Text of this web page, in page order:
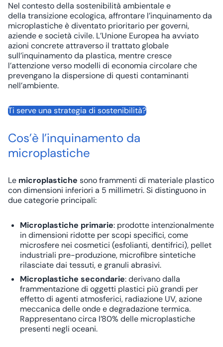
Nel contesto della sostenibilità ambientalee
della transizione ecologica, affrontare l’inquinamento da
microplastiche è diventato prioritario per governi,
aziende e società civile. L’Unione Europea ha avviato
azioni concrete attraverso il trattato globale
sull’inquinamento da plastica, mentre cresce
l’attenzione verso modelli di economia circolareche
prevengano la dispersione di questi contaminanti
nell’ambiente.
Ti serve una strategia di sostenibilità?
Cos’è l’inquinamento da
microplastiche
Le microplastiche sono frammenti di materiale plastico
con dimensioni inferiori a 5 millimetri. Si distinguono in
due categorie principali:
Microplastiche primarie: prodotte intenzionalmente
in dimensioni ridotte per scopi specifici, come
microsfere nei cosmetici (esfolianti, dentifrici), pellet
industriali pre-produzione, microfibre sintetiche
rilasciate dai tessuti, e granuli abrasivi.
Microplastiche secondarie: derivano dalla
frammentazione di oggetti plastici più grandi per
effetto di agenti atmosferici, radiazione UV, azione
meccanica delle onde e degradazione termica.
Rappresentano circa l’80% delle microplastiche
presenti negli oceani.